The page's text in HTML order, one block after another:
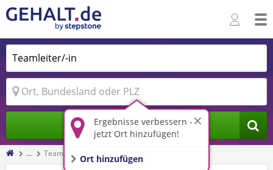
Ergebnisse verbessern -
jetzt Ort hinzufügen!
Ort hinzufügen
Jobs finden
... Teamleiter/-in